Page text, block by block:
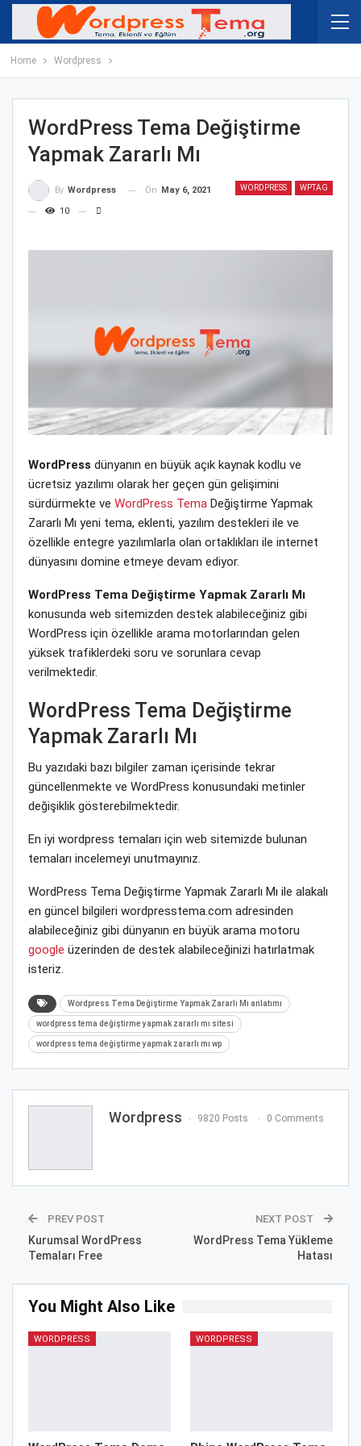
Home Wordpress
WordPress Tema Değiştirme
Yapmak Zararlı Mı
WORDPRESS WPTAG
By Wordpress On May 6, 2021
10
WordPress dünyanın en büyük açık kaynak kodlu ve
ücretsiz yazılımı olarak her geçen gün gelişimini
sürdürmekte ve WordPress Tema Değiştirme Yapmak
Zararlı Mı yeni tema, eklenti, yazılım destekleri ile ve
özellikle entegre yazılımlarla olan ortaklıkları ile internet
dünyasını domine etmeye devam ediyor.
WordPress Tema Değiştirme Yapmak Zararlı Mı
konusunda web sitemizden destek alabileceğiniz gibi
WordPress için özellikle arama motorlarından gelen
yüksek trafiklerdeki soru ve sorunlara cevap
verilmektedir.
WordPress Tema Değiştirme
Yapmak Zararlı Mı
Bu yazıdaki bazı bilgiler zaman içerisinde tekrar
güncellenmekte ve WordPress konusundaki metinler
değişiklik gösterebilmektedir.
En iyi wordpress temaları için web sitemizde bulunan
temaları incelemeyi unutmayınız.
WordPress Tema Değiştirme Yapmak Zararlı Mı ile alakalı
en güncel bilgileri wordpresstema.com adresinden
alabileceğiniz gibi dünyanın en büyük arama motoru
google üzerinden de destek alabileceğinizi hatırlatmak
isteriz.
Wordpress Tema Değiştirme Yapmak Zararlı Mı anlatımı
wordpress tema değiştirme yapmak zararlı mı sitesi
wordpress tema değiştirme yapmak zararlı mı wp
Wordpress 9820 Posts 0 Comments
PREV POST
Kurumsal WordPress
Temaları Free
NEXT POST
WordPress Tema Yükleme
Hatası
You Might Also Like
WORDPRESS WORDPRESS